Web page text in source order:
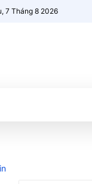
7 Tháng 8 2026